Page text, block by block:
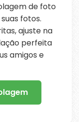
de foto
fotos.
ajuste na
perfeita
amigos e